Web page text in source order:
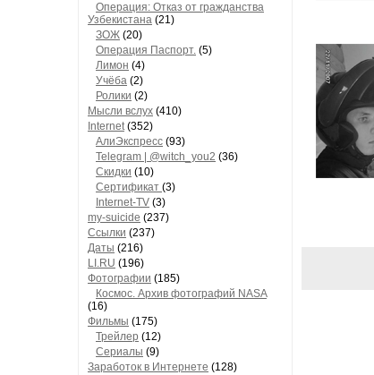
Операция: Отказ от гражданства
Узбекистана (21)
ЗОЖ (20)
Операция Паспорт. (5)
Лимон (4)
Учёба (2)
Ролики (2)
Мысли вслух (410)
Internet(352)
АлиЭкспресс (93)
Telegram | @witch_you2 (36)
Скидки (10)
Сертификат (3)
Internet-TV (3)
my-suicide (237)
Ссылки (237)
Даты (216)
LI.RU (196)
Фотографии (185)
Космос. Архив фотографий NASA
(16)
Фильмы (175)
Трейлер (12)
Сериалы (9)
Заработок в Интернете (128)